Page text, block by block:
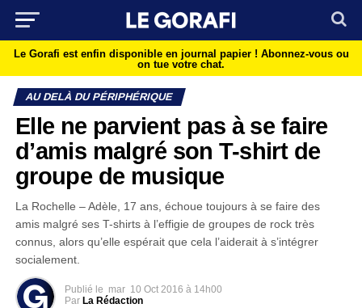
Le Gorafi est enfin disponible en journal papier ! Abonnez-vous ou
on tue votre chat.
AU DELÀ DU PÉRIPHÉRIQUE
Elle ne parvient pas à se faire
d’amis malgré son T-shirt de
groupe de musique
La Rochelle – Adèle, 17 ans, échoue toujours à se faire des
amis malgré ses T-shirts à l’effigie de groupes de rock très
connus, alors qu’elle espérait que cela l’aiderait à s’intégrer
socialement.
Publié le mar 10 Oct 2016 à 14h00
Par La Rédaction